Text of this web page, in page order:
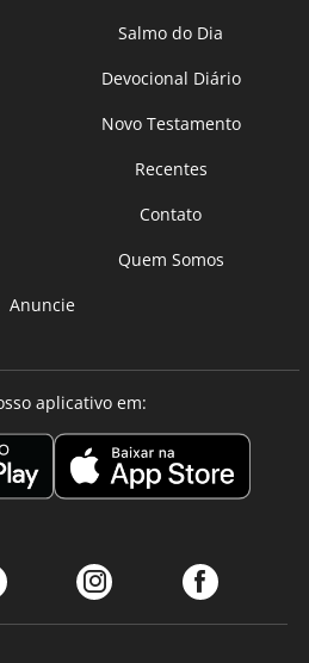
Salmo do Dia
Devocional Diário
Novo Testamento
Recentes
Contato
Quem Somos
Anuncie
aplicativo em: